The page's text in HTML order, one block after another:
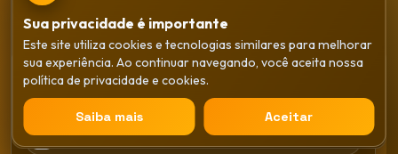
Gêneros
Sertaneja
Anos 80
Sua privacidade é importante
Este site utiliza cookies e tecnologias similares para melhorar
sua experiência. Ao continuar navegando, você aceita nossa
política de privacidade e cookies.
Saiba mais Aceitar
Transmissao ao vivo
Rádio Up Sertaneja
▶PLAY
×